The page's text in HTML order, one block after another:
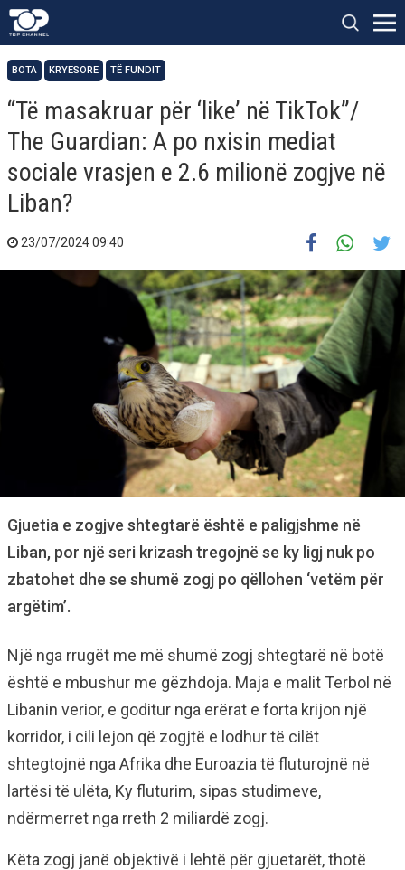
BOTA KRYESORE TË FUNDIT
“Të masakruar për ‘like’ në TikTok”/
The Guardian: A po nxisin mediat
sociale vrasjen e 2.6 milionë zogjve në
Liban?
23/07/2024 09:40
Gjuetia e zogjve shtegtarë është e paligjshme në
Liban, por një seri krizash tregojnë se ky ligj nuk po
zbatohet dhe se shumë zogj po qëllohen ‘vetëm për
argëtim’.
Një nga rrugët me më shumë zogj shtegtarë në botë
është e mbushur me gëzhdoja. Maja e malit Terbol në
Libanin verior, e goditur nga erërat e forta krijon një
korridor, i cili lejon që zogjtë e lodhur të cilët
shtegtojnë nga Afrika dhe Euroazia të fluturojnë në
lartësi të ulëta, Ky fluturim, sipas studimeve,
ndërmerret nga rreth 2 miliardë zogj.
Këta zogj janë objektivë i lehtë për gjuetarët, thotë